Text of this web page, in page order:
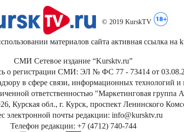
© 2019 KurskTV
материалов сайта активная ссылка на
СМИ Сетевое издание “Kursktv.ru”
о регистрации СМИ: ЭЛ № ФС 77 - 73414 от
в сфере связи, информационных технологий
ответственностью "Маркетинговая группа
Курская обл., г. Курск, проспект Ленинского
электронной почты редакции: info@kursktv.ru
Телефон редакции: +7 (4712) 740-744